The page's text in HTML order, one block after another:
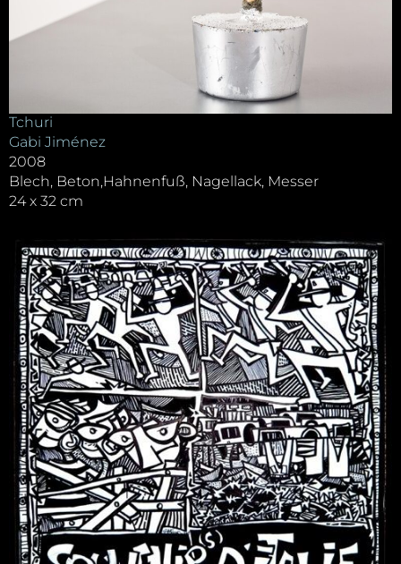
Tchuri
Gabi Jiménez
2008
Blech, Beton,Hahnenfuß, Nagellack, Messer
24 x 32 cm